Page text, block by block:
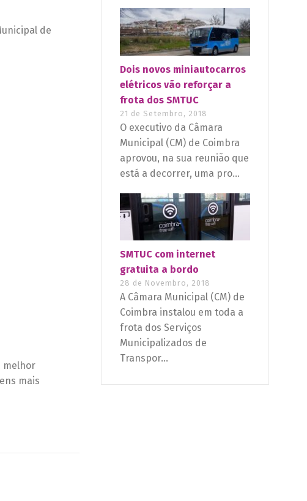
de
melhor
mais
Dois novos miniautocarros
elétricos vão reforçar a
frota dos SMTUC
21 de Setembro, 2018
O executivo da Câmara
Municipal (CM) de Coimbra
aprovou, na sua reunião que
está a decorrer, uma pro...
SMTUC com internet
gratuita a bordo
28 de Novembro, 2018
A Câmara Municipal (CM) de
Coimbra instalou em toda a
frota dos Serviços
Municipalizados de
Transpor...